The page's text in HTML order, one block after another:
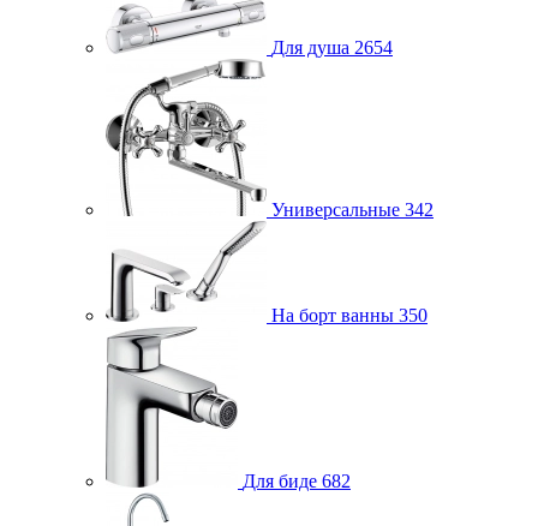
Для душа 2654
Универсальные 342
На борт ванны 350
Для биде 682